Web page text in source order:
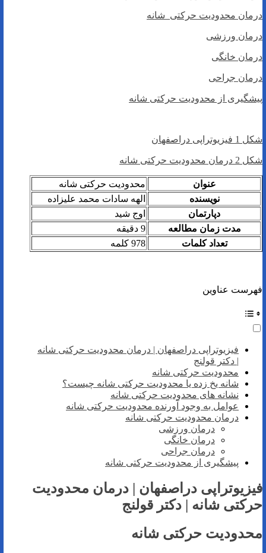
درمان محدودیت حرکتی شانه
درمان ورزشی
درمان خانگی
درمان جراحی
پیشگیری از محدودیت حرکتی شانه
شکل 1 فیزیوتراپی دراصفهان
شکل 2 درمان محدودیت حرکتی شانه
عنوان
محدودیت حرکتی شانه
نویسنده
الهه سادات محمد علیزاده
دپارتمان
اوج شید
مدت زمان مطالعه
9 دقیقه
تعداد کلمات
978 کلمه
فهرست عناوین
فیزیوتراپی دراصفهان | درمان محدودیت حرکتی شانه
| دکتر قولنج
محدودیت حرکتی شانه
شانه یخ زده یا محدودیت حرکتی شانه چیست؟
نشانه های محدودیت حرکتی شانه
عوامل به وجود آورنده محدودیت حرکتی شانه
درمان محدودیت حرکتی شانه
درمان ورزشی
درمان خانگی
درمان جراحی
پیشگیری از محدودیت حرکتی شانه
فیزیوتراپی دراصفهان | درمان محدودیت
حرکتی شانه | دکتر قولنج
محدودیت حرکتی شانه